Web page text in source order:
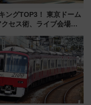
ングTOP3！ 東京ドーム
セス術、ライブ会場に